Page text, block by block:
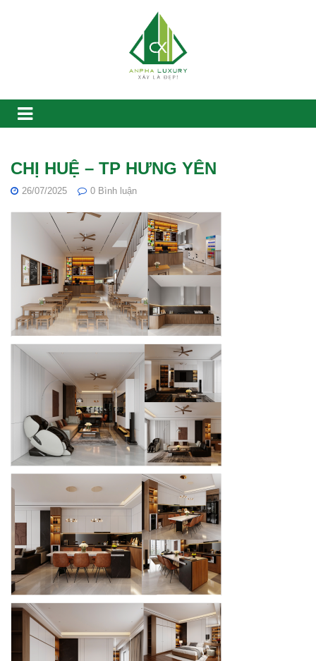
CHỊ HUỆ – TP HƯNG YÊN
26/07/2025 0 Bình luận